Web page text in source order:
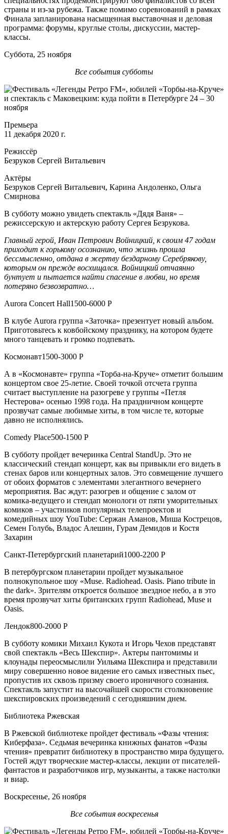
страны и из-за рубежа. Также помимо соревнований в рамках
Финала запланирована насыщенная выставочная и деловая
программа: форумы, круглые столы, дискуссии, мастер-
классы.
Суббота, 25 ноября
Все события субботы
Премьера
11 декабря 2020 г.
Режиссёр
Безруков Сергей Витальевич
Актёры
Безруков Сергей Витальевич, Карина Андоленко, Ольга
Смирнова
В субботу можно увидеть спектакль «Дядя Ваня» –
режиссерскую и актерскую работу Сергея Безрукова.
Главный герой, Иван Петрович Войницкий, к своим 47 годам
приходит к горькому осознанию, что жизнь прошла
бессмысленно, отдана в жертву бездарному Серебрякову,
которым он прежде восхищался. Войницкий отчаянно
бунтует и пытается найти спасение в любви, но время
потеряно безвозвратно…
Aurora Concert Hall1500-6000 Р
В клубе Aurora группа «Заточка» презентует новый альбом.
Приготовьтесь к ковбойскому празднику, на котором будете
много танцевать и громко подпевать.
Космонавт1500-3000 Р
А в «Космонавте» группа «Торба-на-Круче» отметит большим
концертом свое 25-летие. Своей точкой отсчета группа
считает выступление на разогреве у группы «Петля
Нестерова» осенью 1998 года. На праздничном концерте
прозвучат самые любимые хиты, в том числе те, которые
давно не исполнялись.
Comedy Place500-1500 Р
В субботу пройдет вечеринка Central StandUp. Это не
классический стендап концерт, как вы привыкли его видеть в
стенах баров или концертных залов. Это совмещение лучшего
от обоих форматов с элементами элегантного вечернего
мероприятия. Вас ждут: разогрев и общение с залом от
комика-ведущего и стендап монологи от пяти уморительных
комиков – участников популярных телепроектов и
комедийных шоу YouTube: Сержан Аманов, Миша Кострецов,
Семен Голубь, Владос Алешин, Гурам Демидов и Костя
Захарин
Санкт-Петербургский планетарий1000-2200 Р
В петербургском планетарии пройдет музыкальное
полнокупольное шоу «Muse. Radiohead. Oasis. Piano tribute in
the dark». Зрителям откроется большое звездное небо, а в это
время прозвучат хиты британских групп Radiohead, Muse и
Oasis.
Лендок800-2000 Р
В субботу комики Михаил Кукота и Игорь Чехов представят
свой спектакль «Весь Шекспир». Актеры пантомимы и
клоунады переосмыслили Уильяма Шекспира и представили
миру совершенно новое видение его самых известных пьес,
пропустив их сквозь призму своего ироничного сознания.
Спектакль запустит на высочайшей скорости столкновение
шекспировских произведений с сегодняшним днем.
Библиотека Ржевская
В Ржевской библиотеке пройдет фестиваль «Фазы чтения:
Киберфаза». Седьмая вечеринка книжных фанатов «Фазы
чтения» превратит библиотеку в пространство мира будущего.
Гостей ждут творческие мастер-классы, лекции от писателей-
фантастов и разработчиков игр, музыканты, а также настолки
и виар.
Воскресенье, 26 ноября
Все события воскресенья